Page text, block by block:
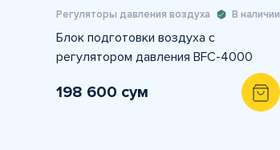
Регуляторы давления воздуха В наличии
Блок подготовки воздуха с
регулятором давления BFC-4000
198 600 сум